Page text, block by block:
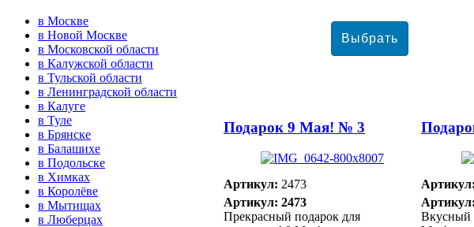
Подарок 9 Мая! № 3
Артикул: 2473
Артикул: 2473
Прекрасный подарок для
Артикул:
Вкусный
в Москве
в Новой Москве
в Московской области
в Калужской области
в Тульской области
в Ленинградской области
в Калуге
в Туле
в Брянске
в Балашихе
в Подольске
в Химках
в Королёве
в Мытищах
в Люберцах